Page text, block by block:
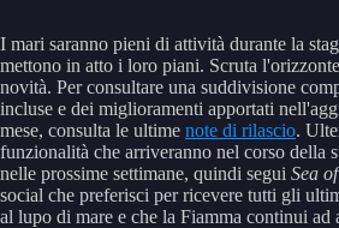
I mari saranno pieni di attività durante la
mettono in atto i loro piani. Scruta
novità. Per consultare una suddivisione
incluse e dei miglioramenti apportati
mese, consulta le ultime note di rilascio.
funzionalità che arriveranno nel corso della
nelle prossime settimane, quindi segui Sea
social che preferisci per ricevere tutti gli
al lupo di mare e che la Fiamma continui ad